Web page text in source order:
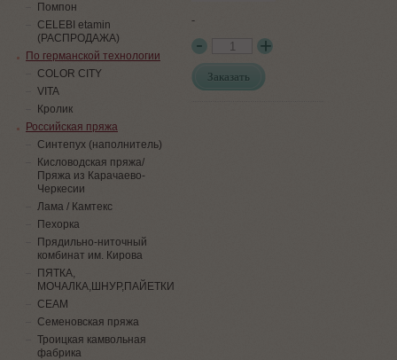
-
Заказать
Помпон
СELEBI etamin
(РАСПРОДАЖА)
По германской технологии
COLOR CITY
VITA
Кролик
Российская пряжа
Синтепух (наполнитель)
Кисловодская пряжа/
Пряжа из Карачаево-
Черкесии
Лама / Камтекс
Пехорка
Прядильно-ниточный
комбинат им. Кирова
ПЯТКА,
МОЧАЛКА,ШНУР,ПАЙЕТКИ
СЕАМ
Семеновская пряжа
Троицкая камвольная
фабрика